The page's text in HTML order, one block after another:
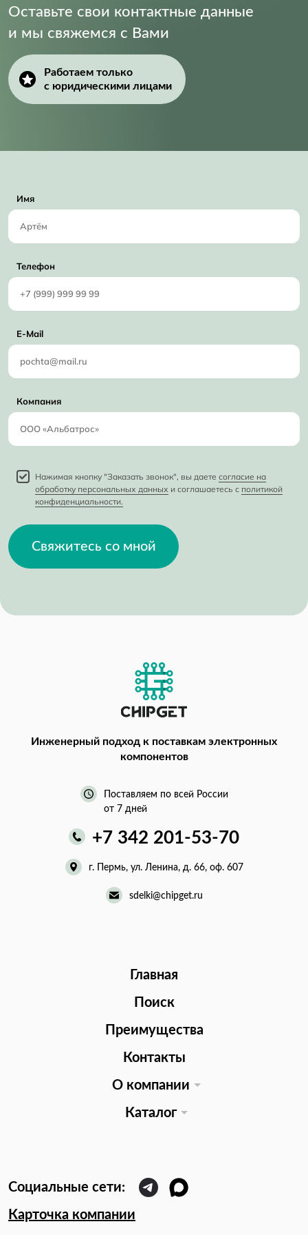
Supply Voltage (Min): 5 V
Оставьте свои контактные данные
и мы свяжемся с Вами
Работаем только
с юридическими лицами
Имя
Телефон
E-Mail
Компания
Нажимая кнопку "Заказать звонок", вы даете согласие на
обработку персональных данных и соглашаетесь с политикой
конфиденциальности.
Свяжитесь со мной
Инженерный подход к поставкам электронных
компонентов
Поставляем по всей России
от 7 дней
+7 342 201-53-70
г. Пермь, ул. Ленина, д. 66, оф. 607
sdelki@chipget.ru
Главная
Поиск
Преимущества
Контакты
О компании
Каталог
Карточка компании